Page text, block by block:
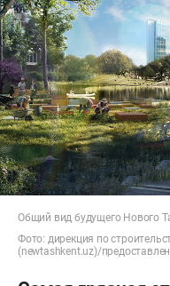
Общий вид будущего Нового
Фото: дирекция по
(newtashkent.uz)/